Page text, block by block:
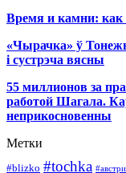
Время и камни: как
«Чырачка» ў
і сустрэча вясны
55 миллионов за
работой Шагала.
неприкосновенны
Метки
#blizko #tochka